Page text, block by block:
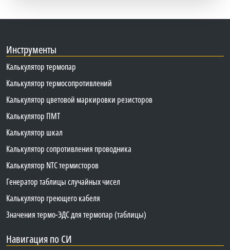
Инструменты
Калькулятор термопар
Калькулятор термосопротивлений
Калькулятор цветовой маркировки резисторов
Калькулятор ПМТ
Калькулятор шкал
Калькулятор сопротивления проводника
Калькулятор NTC термисторов
Генератор таблицы случайных чисел
Калькулятор греющего кабеля
Значения термо-ЭДС для термопар (таблицы)
Навигация по СИ